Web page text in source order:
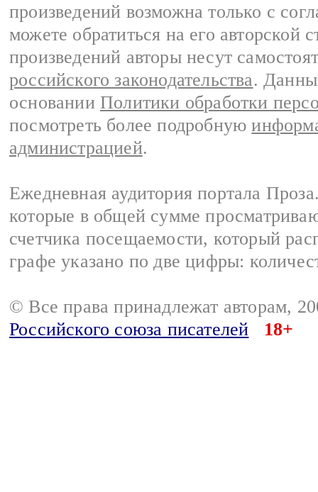
произведений возможна только с
можете обратиться на его авторской
произведений авторы несут
российского законодательства.
основании Политики обработки
посмотреть более подробную
администрацией.
Ежедневная аудитория портала
которые в общей сумме
счетчика посещаемости, который
графе указано по две цифры:
© Все права принадлежат авторам,
Российского союза писателей
18+